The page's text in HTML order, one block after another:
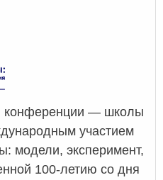
конференции — школы
участием
модели, эксперимент,
100-летию со дня